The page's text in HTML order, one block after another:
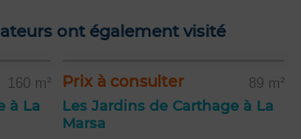
ont également visité
160 m²
à La
Prix à consulter 89 m²
Les Jardins de Carthage à La
Marsa